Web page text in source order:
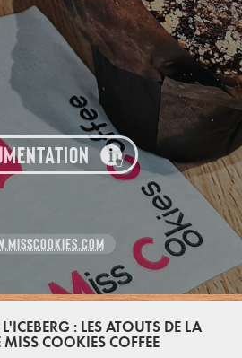
: LES ATOUTS DE LA
MISS COOKIES COFFEE